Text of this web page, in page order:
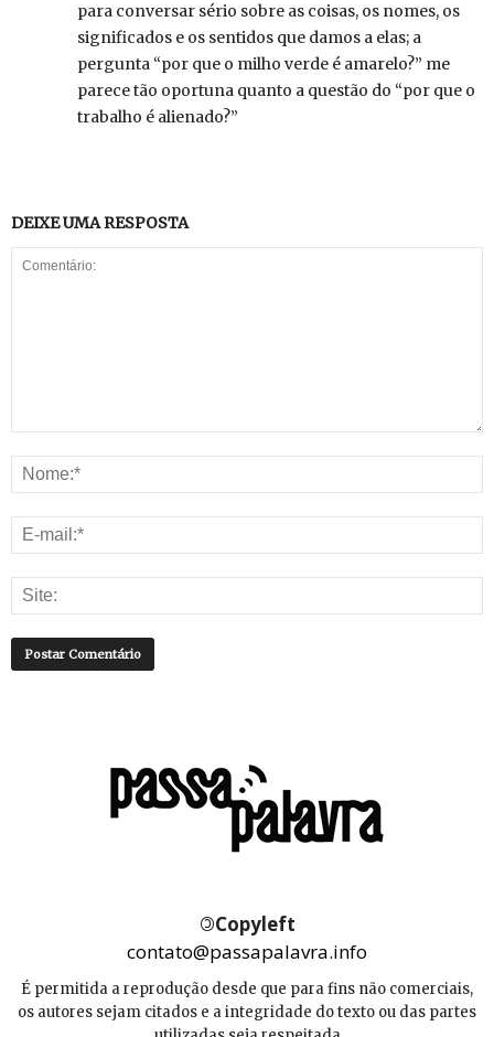
para conversar sério sobre as coisas, os nomes, os
significados e os sentidos que damos a elas; a
pergunta “por que o milho verde é amarelo?” me
parece tão oportuna quanto a questão do “por que o
trabalho é alienado?”
DEIXE UMA RESPOSTA
©Copyleft
contato@passapalavra.info
É permitida a reprodução desde que para fins não comerciais,
os autores sejam citados e a integridade do texto ou das partes